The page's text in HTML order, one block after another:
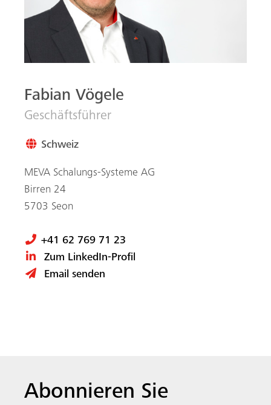
Fabian Vögele
Geschäftsführer
Schweiz
MEVA Schalungs-Systeme AG
Birren 24
5703 Seon
+41 62 769 71 23
Zum LinkedIn-Profil
Email senden
Abonnieren Sie